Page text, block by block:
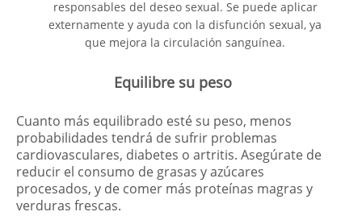
responsables del deseo sexual. Se puede aplicar
externamente y ayuda con la disfunción sexual, ya
que mejora la circulación sanguínea.
Equilibre su peso
Cuanto más equilibrado esté su peso, menos
probabilidades tendrá de sufrir problemas
cardiovasculares, diabetes o artritis. Asegúrate de
reducir el consumo de grasas y azúcares
procesados, y de comer más proteínas magras y
verduras frescas.